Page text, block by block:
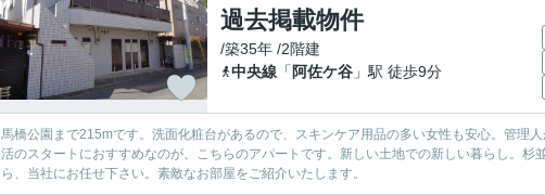
過去掲載物件
/築35年 /2階建
中央線 「 阿佐ケ谷 」駅 徒歩9分
馬橋公園まで215mです。洗面化粧台があるので、スキンケア用品の多い女性も安心。管理
活のスタートにおすすめなのが、こちらのアパートです。新しい土地での新しい暮らし。杉
ら、当社にお任せ下さい。素敵なお部屋をご紹介いたします。